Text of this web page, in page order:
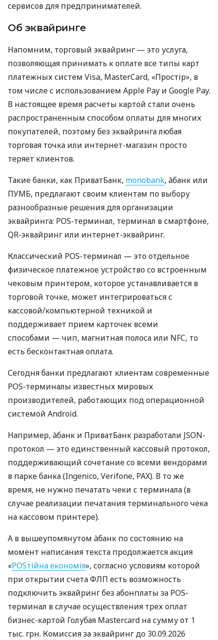
сервисов для предпринимателей.
Об эквайринге
Напомним, торговый эквайринг — это услуга,
позволяющая принимать к оплате все типы карт
платежных систем Visa, MasterCard, «Простір», в
том числе с использованием Apple Pay и Google Pay.
В настоящее время расчеты картой стали очень
распространенным способом оплаты для многих
покупателей, поэтому без эквайринга любая
торговая точка или интернет-магазин просто
теряет клиентов.
Такие банки, как ПриватБанк, monobank, àбанк или
ПУМБ, предлагают своим клиентам по выбору
разнообразные решения для организации
эквайринга: POS-терминал, терминал в смартфоне,
QR-эквайринг или интернет-эквайринг.
Классический POS-терминал — это отдельное
физическое платежное устройство со встроенным
чековым принтером, которое устанавливается в
торговой точке, может интегрироваться с
кассовой/компьютерной техникой и
поддерживает прием карточек всеми
способами — чип, магнитная полоса или NFC, то
есть бесконтактная оплата.
Сегодня банки предлагают клиентам современные
POS-терминалы известных мировых
производителей, работающих под операционной
системой Android.
Например, àбанк и ПриватБанк разработали JSON-
протокол — это единственный кассовый протокол,
поддерживающий сочетание со всеми вендорами
в парке банка (Ingenico, Verifone, PAX). В то же
время, не нужно печатать чеки с терминала (в
случае реализации печатания терминального чека
на кассовом принтере).
А в вышеупомянутом àбанк по состоянию на
момент написания текста продолжается акция
«POSтійна економія», согласно условиям которой
при открытии счета ФЛП есть возможность
подключить эквайринг без абонплаты за POS-
терминал в случае осуществления трех оплат
бизнес-картой Голубая Mastercard на сумму от 1
тыс. грн. Комиссия за эквайринг до 30.09.2026